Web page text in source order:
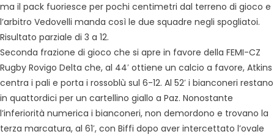
ma il pack fuoriesce per pochi centimetri dal terreno di gioco e
l’arbitro Vedovelli manda così le due squadre negli spogliatoi.
Risultato parziale di 3 a 12.
Seconda frazione di gioco che si apre in favore della FEMI-CZ
Rugby Rovigo Delta che, al 44′ ottiene un calcio a favore, Atkins
centra i pali e porta i rossoblù sul 6-12. Al 52′ i bianconeri restano
in quattordici per un cartellino giallo a Paz. Nonostante
l’inferiorità numerica i bianconeri, non demordono e trovano la
terza marcatura, al 61′, con Biffi dopo aver intercettato l’ovale